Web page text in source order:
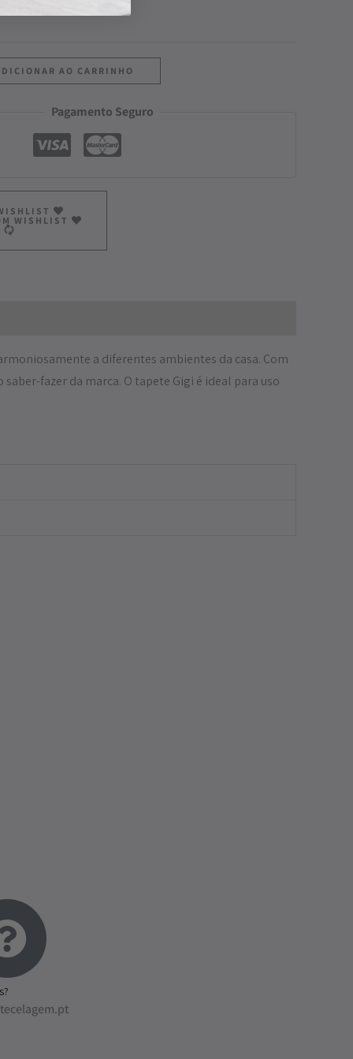
AO CARRINHO
Pagamento Seguro
WISHLIST
a diferentes ambientes da casa. Com
fazer da marca. O tapete Gigi é ideal para uso